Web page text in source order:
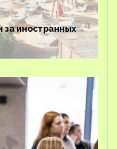
за иностранных